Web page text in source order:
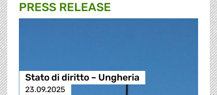
PRESS RELEASE
Stato di diritto – Ungheria
23.09.2025